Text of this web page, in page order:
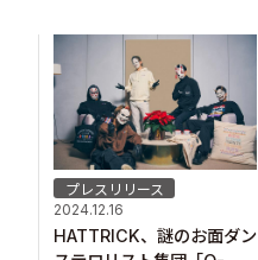
プレスリリース
2024.12.16
HATTRICK、謎のお面ダン